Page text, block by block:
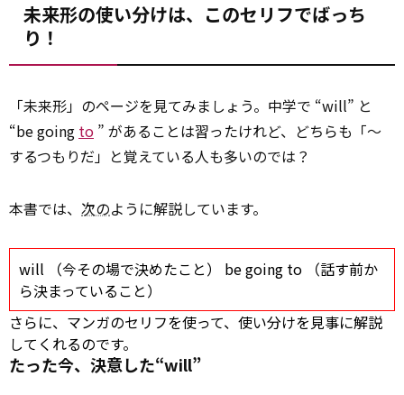
未来形の使い分けは、このセリフでばっち
り！
「未来形」のページを見てみましょう。中学で “will” と
“be going to ” があることは習ったけれど、どちらも「～
するつもりだ」と覚えている人も多いのでは？
本書では、 次のように解説しています。
will （今その場で決めたこと） be going to （話す前か
ら決まっていること）
さらに、マンガのセリフを使って、使い分けを見事に解説
してくれるのです。
たった今、決意した“will”